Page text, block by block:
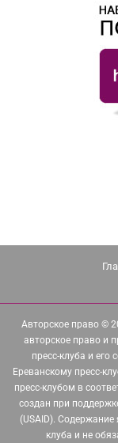
Авторское право ©
авторское право и
пресс-клуба и
Ереванскому пресс-
пресс-клубом в
создан при
(USAID). Содержание
клуба и не